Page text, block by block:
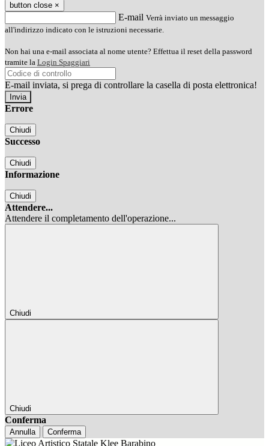
button close ×
E-mail Verrà inviato un messaggio
all'indirizzo indicato con le istruzioni necessarie.
Non hai una e-mail associata al nome utente? Effettua il reset della password
tramite la Login Spaggiari
E-mail inviata, si prega di controllare la casella di posta elettronica!
Errore
Chiudi
Successo
Chiudi
Informazione
Chiudi
Attendere...
Attendere il completamento dell'operazione...
Chiudi
Chiudi
Conferma
Annulla Conferma